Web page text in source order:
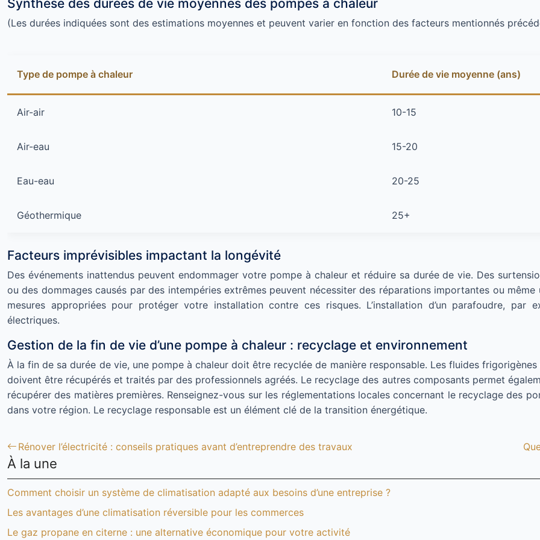
Synthèse des durées de vie moyennes des pompes à chaleur
(Les durées indiquées sont des estimations moyennes et peuvent varier en fonction des facteurs mentionnés
Type de pompe à chaleur Durée de vie moyenne (ans)
Air-air 10-15
Air-eau 15-20
Eau-eau 20-25
Géothermique 25+
Facteurs imprévisibles impactant la longévité
Des événements inattendus peuvent endommager votre pompe à chaleur et réduire sa durée de vie. Des
ou des dommages causés par des intempéries extrêmes peuvent nécessiter des réparations importantes ou
mesures appropriées pour protéger votre installation contre ces risques. L’installation d’un parafoudre, par
électriques.
Gestion de la fin de vie d’une pompe à chaleur : recyclage et environnement
À la fin de sa durée de vie, une pompe à chaleur doit être recyclée de manière responsable. Les fluides
doivent être récupérés et traités par des professionnels agréés. Le recyclage des autres composants permet
récupérer des matières premières. Renseignez-vous sur les réglementations locales concernant le recyclage des
dans votre région. Le recyclage responsable est un élément clé de la transition énergétique.
Rénover l’électricité : conseils pratiques avant d’entreprendre des travaux
À la une
Comment choisir un système de climatisation adapté aux besoins d’une entreprise ?
Les avantages d’une climatisation réversible pour les commerces
Le gaz propane en citerne : une alternative économique pour votre activité